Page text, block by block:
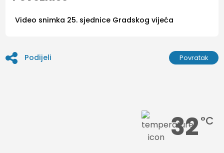
Video snimka 25. sjednice Gradskog vijeća
Podijeli Povratak
32 °C